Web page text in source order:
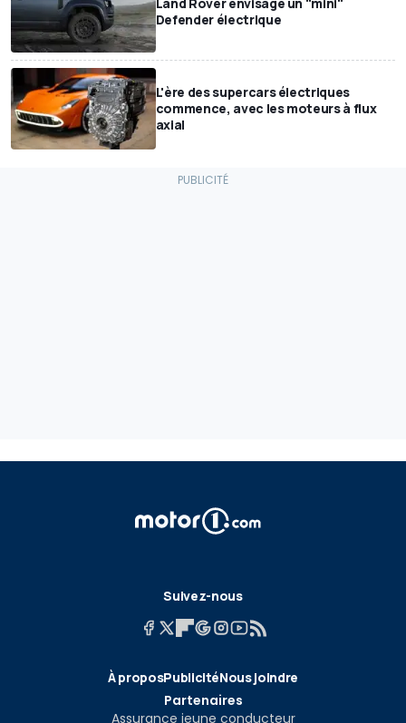
Defender électrique
L'ère des supercars électriques
commence, avec les moteurs à flux
axial
Suivez-nous
À proposPublicitéNous joindre
Partenaires
Assurance jeune conducteur